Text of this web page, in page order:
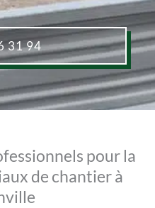
31 94
pour la
de chantier à